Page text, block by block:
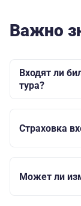
Важно
Входят ли
тура?
Страховка
Может ли